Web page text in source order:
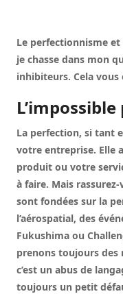
Le perfectionnisme
je chasse dans mon
inhibiteurs. Cela vous
La perfection, si tant
votre entreprise. Elle
produit ou votre
à faire. Mais
sont fondées sur la
l’aérospatial, des
Fukushima ou
prenons toujours des
c’est un abus de
toujours un petit